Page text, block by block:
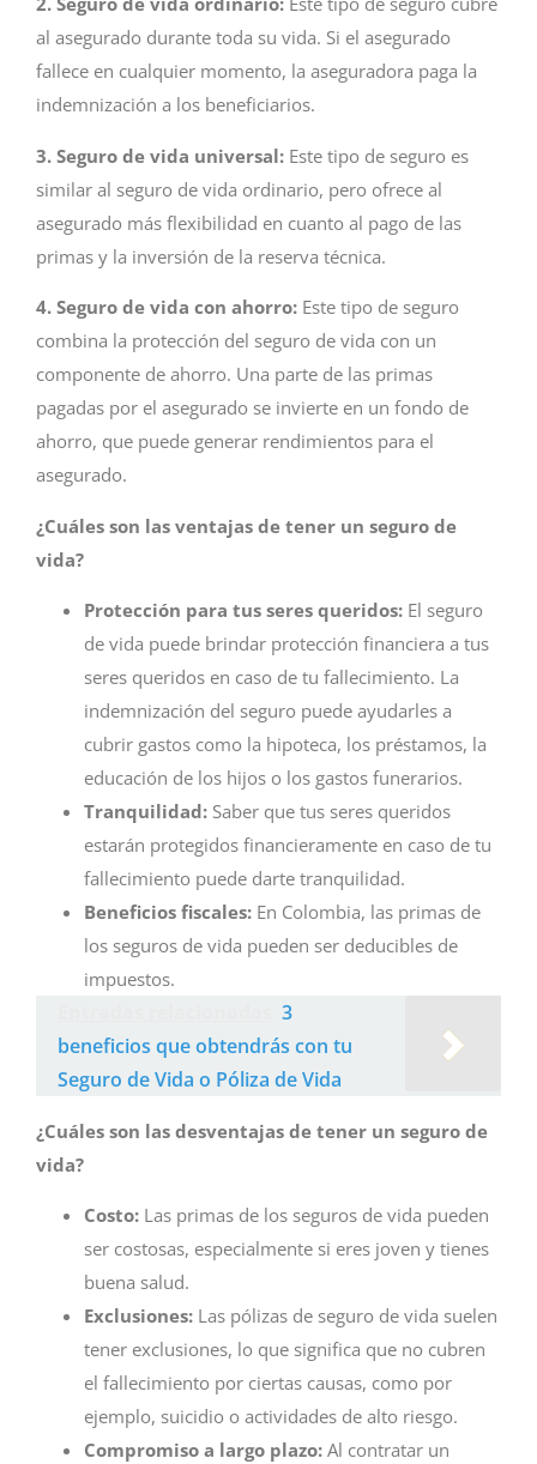
al asegurado durante toda su vida. Si el asegurado
fallece en cualquier momento, la aseguradora paga la
indemnización a los beneficiarios.
3. Seguro de vida universal: Este tipo de seguro es
similar al seguro de vida ordinario, pero ofrece al
asegurado más flexibilidad en cuanto al pago de las
primas y la inversión de la reserva técnica.
4. Seguro de vida con ahorro: Este tipo de seguro
combina la protección del seguro de vida con un
componente de ahorro. Una parte de las primas
pagadas por el asegurado se invierte en un fondo de
ahorro, que puede generar rendimientos para el
asegurado.
¿Cuáles son las ventajas de tener un seguro de
vida?
Protección para tus seres queridos: El seguro
de vida puede brindar protección financiera a tus
seres queridos en caso de tu fallecimiento. La
indemnización del seguro puede ayudarles a
cubrir gastos como la hipoteca, los préstamos, la
educación de los hijos o los gastos funerarios.
Tranquilidad: Saber que tus seres queridos
estarán protegidos financieramente en caso de tu
fallecimiento puede darte tranquilidad.
Beneficios fiscales: En Colombia, las primas de
los seguros de vida pueden ser deducibles de
impuestos.
3
beneficios que obtendrás con tu
Seguro de Vida o Póliza de Vida
¿Cuáles son las desventajas de tener un seguro de
vida?
Costo: Las primas de los seguros de vida pueden
ser costosas, especialmente si eres joven y tienes
buena salud.
Exclusiones: Las pólizas de seguro de vida suelen
tener exclusiones, lo que significa que no cubren
el fallecimiento por ciertas causas, como por
ejemplo, suicidio o actividades de alto riesgo.
Compromiso a largo plazo: Al contratar un